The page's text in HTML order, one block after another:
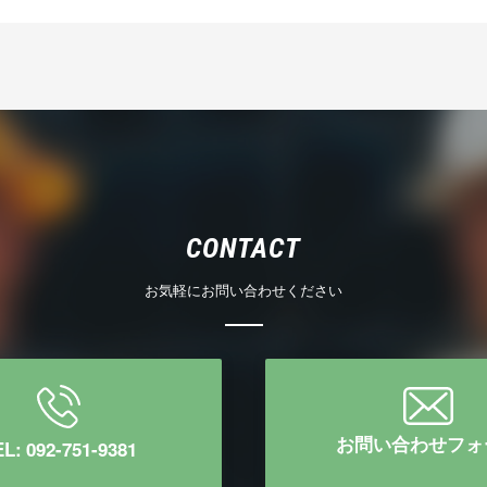
CONTACT
お気軽にお問い合わせください
092-751-9381 お問い合わせフ